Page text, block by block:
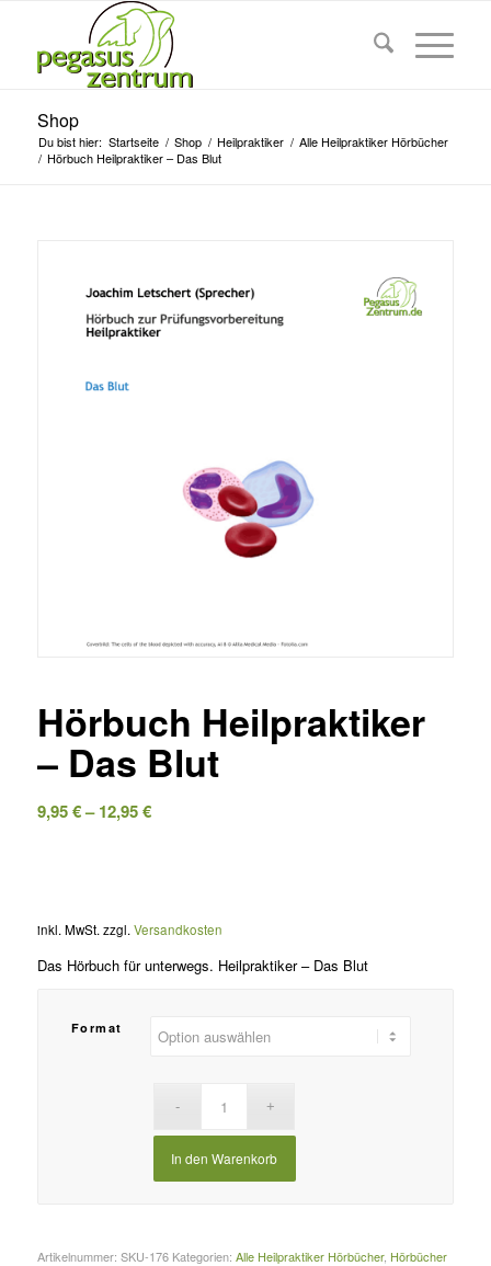
Shop
Du bist hier: Startseite / Shop / Heilpraktiker / Alle Heilpraktiker Hörbücher
/ Hörbuch Heilpraktiker – Das Blut
Hörbuch Heilpraktiker
– Das Blut
9,95€–12,95€
inkl. MwSt. zzgl. Versandkosten
Das Hörbuch für unterwegs. Heilpraktiker – Das Blut
Format
In den Warenkorb
Artikelnummer: SKU-176 Kategorien: Alle Heilpraktiker Hörbücher, Hörbücher